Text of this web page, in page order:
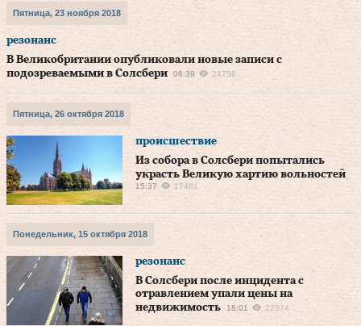
Пятница, 23 ноября 2018
резонанс
В Великобритании опубликовали новые записи с
подозреваемыми в Солсбери
08:39 24756
Пятница, 26 октября 2018
происшествие
Из собора в Солсбери попытались
украсть Великую хартию вольностей
15:37 17481
Понедельник, 15 октября 2018
резонанс
В Солсбери после инцидента с
отравлением упали цены на
недвижимость
18:01 22374